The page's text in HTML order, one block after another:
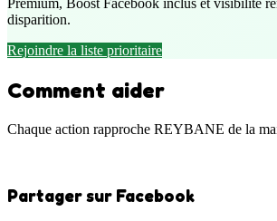
Premium, Boost Facebook inclus et visibilité
disparition.
Rejoindre la liste prioritaire
Comment aider
Chaque action rapproche REYBANE de la
Partager sur Facebook